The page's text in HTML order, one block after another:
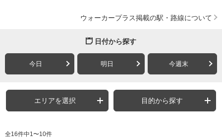
ウォーカープラス掲載の駅・路線について
日付から探す
今日 明日 今週末
エリアを選択 目的から探す
全16件中1〜10件